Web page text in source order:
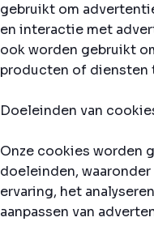
gebruikt om
en interactie met
ook worden gebruikt
producten of diensten
Doeleinden van
Onze cookies worden
doeleinden,
ervaring, het
aanpassen van